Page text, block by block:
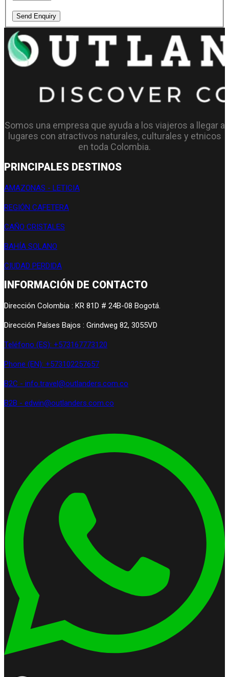
Send Enquiry
Somos una empresa que ayuda a los viajeros a llegar a
lugares con atractivos naturales, culturales y etnicos
en toda Colombia.
PRINCIPALES DESTINOS
AMAZONAS - LETICIA
REGIÓN CAFETERA
CAÑO CRISTALES
BAHÍA SOLANO
CIUDAD PERDIDA
INFORMACIÓN DE CONTACTO
Dirección Colombia : KR 81D # 24B-08 Bogotá.
Dirección Países Bajos : Grindweg 82, 3055VD
Teléfono (ES): +573167773120
Phone (EN): +573102257657
B2C - info.travel@outlanders.com.co
B2B - edwin@outlanders.com.co